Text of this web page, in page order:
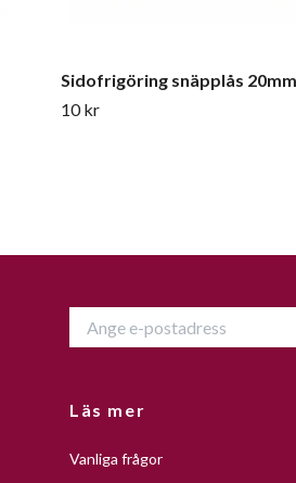
Sidofrigöring snäpplås 20mm
10 kr
Läs mer
Vanliga frågor